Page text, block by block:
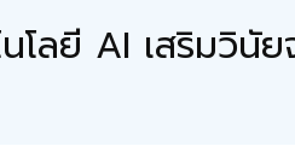
ลยี AI เสริมวินัย